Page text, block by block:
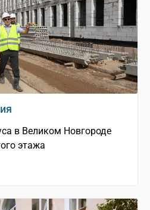
в Великом Новгороде
этажа